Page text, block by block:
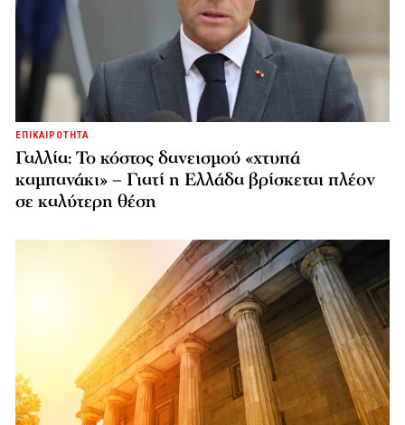
ΕΠΙΚΑΙΡΟΤΗΤΑ
Γαλλία: Το κόστος δανεισμού «χτυπά
καμπανάκι» – Γιατί η Ελλάδα βρίσκεται πλέον
σε καλύτερη θέση